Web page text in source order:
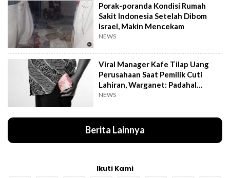
Porak-poranda Kondisi Rumah
Sakit Indonesia Setelah Dibom
Israel, Makin Mencekam
NEWS
Viral Manager Kafe Tilap Uang
Perusahaan Saat Pemilik Cuti
Lahiran, Warganet: Padahal
Enggak Gede Banget
NEWS
Berita Lainnya
Ikuti Kami